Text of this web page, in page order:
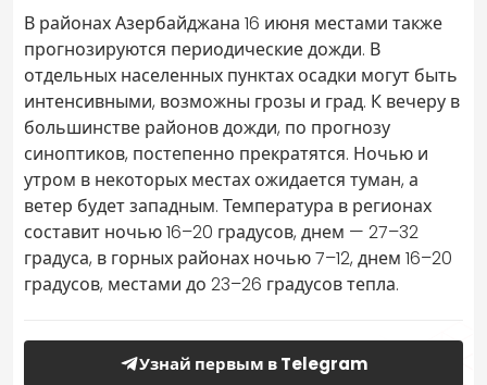
В районах Азербайджана 16 июня местами также
прогнозируются периодические дожди. В
отдельных населенных пунктах осадки могут быть
интенсивными, возможны грозы и град. К вечеру в
большинстве районов дожди, по прогнозу
синоптиков, постепенно прекратятся. Ночью и
утром в некоторых местах ожидается туман, а
ветер будет западным. Температура в регионах
составит ночью 16–20 градусов, днем — 27–32
градуса, в горных районах ночью 7–12, днем 16–20
градусов, местами до 23–26 градусов тепла.
Узнай первым в Telegram